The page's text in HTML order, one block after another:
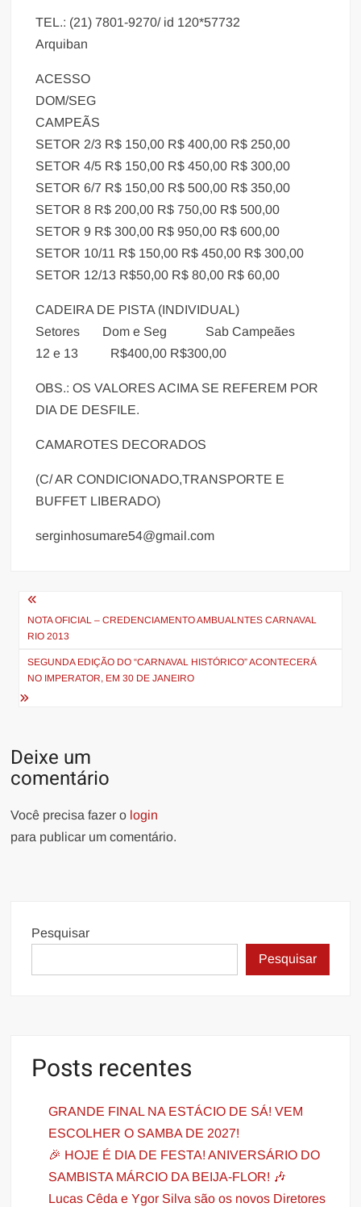
TEL.: (21) 7801-9270/ id 120*57732
Arquiban
ACESSO
DOM/SEG
CAMPEÃS
SETOR 2/3 R$ 150,00 R$ 400,00 R$ 250,00
SETOR 4/5 R$ 150,00 R$ 450,00 R$ 300,00
SETOR 6/7 R$ 150,00 R$ 500,00 R$ 350,00
SETOR 8 R$ 200,00 R$ 750,00 R$ 500,00
SETOR 9 R$ 300,00 R$ 950,00 R$ 600,00
SETOR 10/11 R$ 150,00 R$ 450,00 R$ 300,00
SETOR 12/13 R$50,00 R$ 80,00 R$ 60,00
CADEIRA DE PISTA (INDIVIDUAL)
Setores Dom e Seg Sab Campeães
12 e 13 R$400,00 R$300,00
OBS.: OS VALORES ACIMA SE REFEREM POR
DIA DE DESFILE.
CAMAROTES DECORADOS
(C/ AR CONDICIONADO,TRANSPORTE E
BUFFET LIBERADO)
serginhosu​mare54@gma​il.com
Navegação
de
Post
NOTA OFICIAL – CREDENCIAM​ENTO AMBUALNTES CARNAVAL
RIO 2013
SEGUNDA EDIÇÃO DO “CARNAVAL HISTÓRICO” ACONTECERÁ
NO IMPERATOR, EM 30 DE JANEIRO
Deixe um
comentário
Você precisa fazer o login
para publicar um comentário.
Pesquisar
Pesquisar
Posts recentes
GRANDE FINAL NA ESTÁCIO DE SÁ! VEM
ESCOLHER O SAMBA DE 2027!
🎉 HOJE É DIA DE FESTA! ANIVERSÁRIO DO
SAMBISTA MÁRCIO DA BEIJA-FLOR! 🎶
Lucas Cêda e Ygor Silva são os novos Diretores